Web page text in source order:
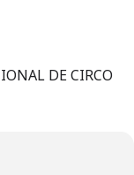
DE CIRCO